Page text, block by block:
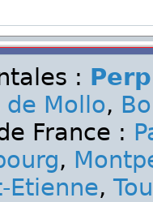
:
de Mollo,
France :
,
Etienne,